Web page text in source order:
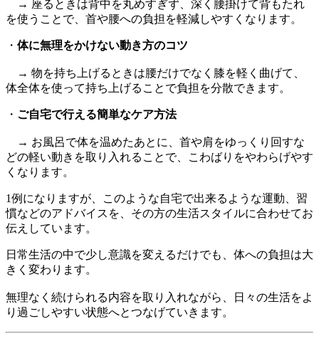
→ 座るときは背中を丸めすぎず、深く腰掛けて背もたれ
を使うことで、首や腰への負担を軽減しやすくなります。
・ 体に無理をかけない動き方のコツ
→ 物を持ち上げるときは腰だけでなく膝を軽く曲げて、
体全体を使って持ち上げることで負担を分散できます。
・ ご自宅で行える簡単なケア方法
→ お風呂で体を温めたあとに、首や肩をゆっくり回すな
どの軽い動きを取り入れることで、こわばりをやわらげやす
くなります。
1例になりますが、このような自宅で出来るような運動、習
慣などのアドバイスを、その方の生活スタイルに合わせてお
伝えしています。
日常生活の中で少し意識を変えるだけでも、体への負担は大
きく変わります。
無理なく続けられる内容を取り入れながら、日々の生活をよ
り過ごしやすい状態へとつなげていきます。